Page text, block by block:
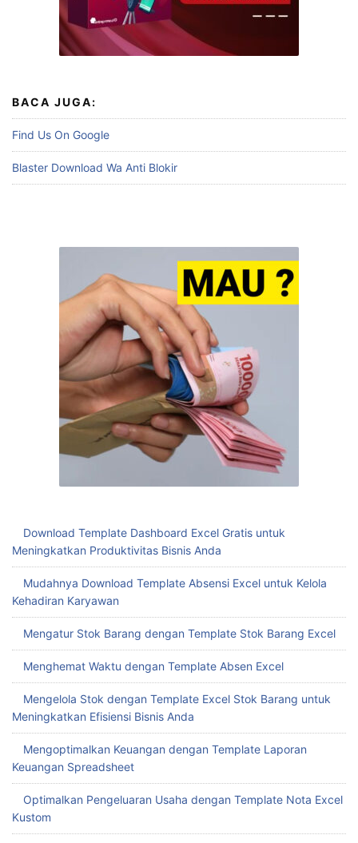
BACA JUGA:
Find Us On Google
Blaster Download Wa Anti Blokir
Download Template Dashboard Excel Gratis untuk
Meningkatkan Produktivitas Bisnis Anda
Mudahnya Download Template Absensi Excel untuk Kelola
Kehadiran Karyawan
Mengatur Stok Barang dengan Template Stok Barang Excel
Menghemat Waktu dengan Template Absen Excel
Mengelola Stok dengan Template Excel Stok Barang untuk
Meningkatkan Efisiensi Bisnis Anda
Mengoptimalkan Keuangan dengan Template Laporan
Keuangan Spreadsheet
Optimalkan Pengeluaran Usaha dengan Template Nota Excel
Kustom